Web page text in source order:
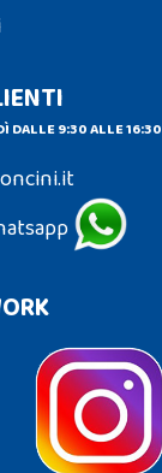
DALLE 9:30 ALLE 16:30